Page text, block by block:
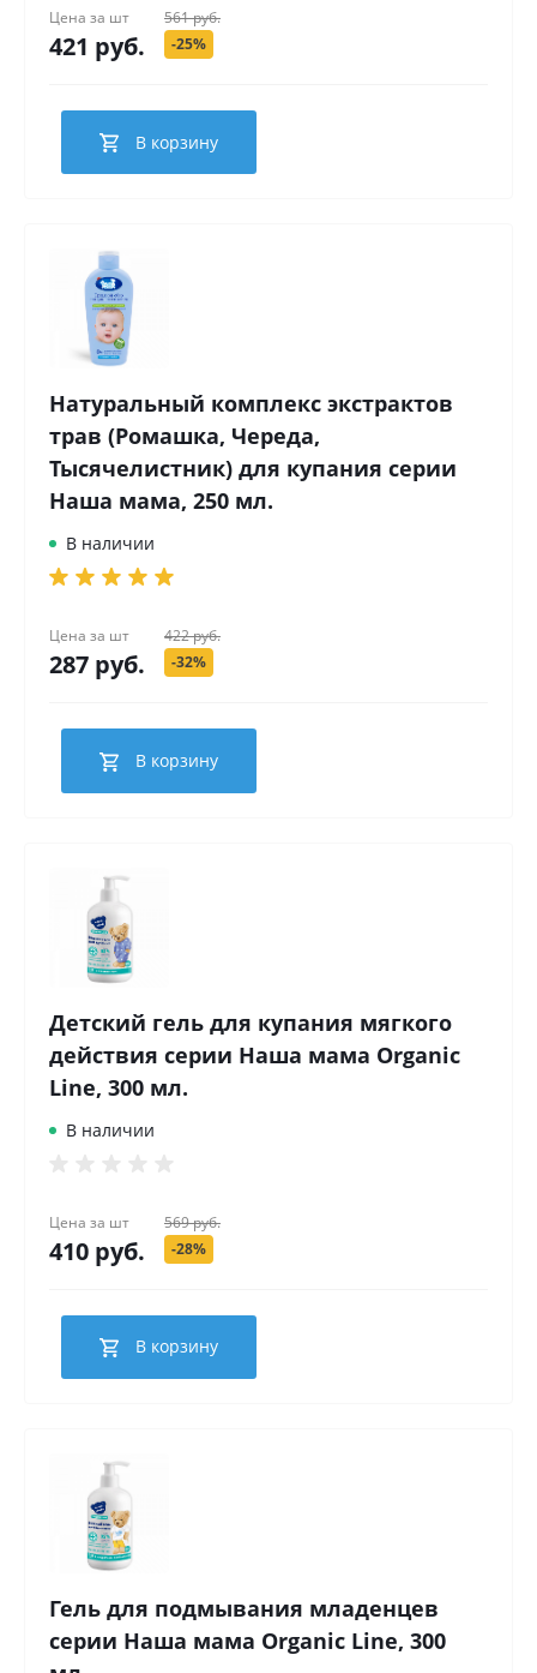
Цена за шт
421 руб.
561 руб.
-25%
В корзину
Натуральный комплекс экстрактов
трав (Ромашка, Череда,
Тысячелистник) для купания серии
Наша мама, 250 мл.
В наличии
Цена за шт
287 руб.
422 руб.
-32%
В корзину
Детский гель для купания мягкого
действия серии Наша мама Organic
Line, 300 мл.
В наличии
Цена за шт
410 руб.
569 руб.
-28%
В корзину
Гель для подмывания младенцев
серии Наша мама Organic Line, 300